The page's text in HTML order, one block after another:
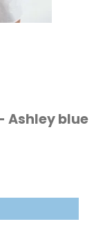
Ashley blue